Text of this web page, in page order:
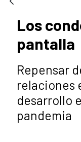
Los
pantalla
Repensar
relaciones
desarrollo
pandemia